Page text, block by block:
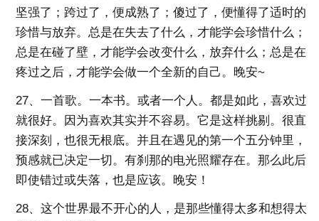
坚强了；跨过了，便成熟了；傻过了，便懂得了适时的
珍惜与放弃。总是在失去了什么，才能学会珍惜什么；
总是在碰了壁，才能学会改变什么，放弃什么；总是在
疼过之后，才能学会做一个全新的自己。晚安~
27、一首歌。一本书。或者一个人。都是如此，喜欢过
就很好。因为喜欢其实并不容易。它是这样挑剔。很直
接深刻，也很无根底。并且在遇见的第一个五分钟里，
预感就已决定一切。有刹那的电光照耀存在。那么此后
即使错过或失落，也是应该。晚安！
28、这个世界最不开心的人，是那些懂得太多和想得太